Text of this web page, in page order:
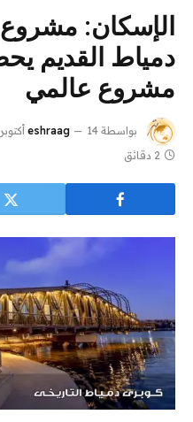
الإسكان:
دمياط القديم
مشروع عالمي
بواسطة eshraag 14 أكتوبر، 2024
2 دقائق